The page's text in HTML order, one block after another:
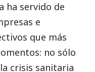
ha servido de
e
que más
no sólo
crisis sanitaria